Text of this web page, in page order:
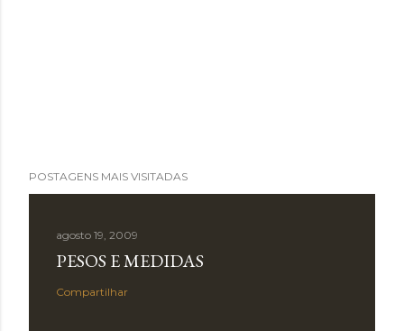
POSTAGENS MAIS VISITADAS
agosto 19, 2009
PESOS E MEDIDAS
Compartilhar